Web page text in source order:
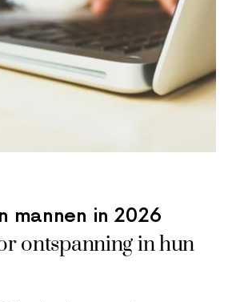
mannen in 2026
ontspanning in hun